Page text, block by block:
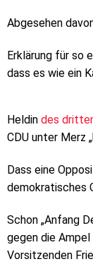
Abgesehen
Erklärung für so
dass es wie ein
Heldin des
CDU unter Merz
Dass eine
demokratisches
Schon „Anfang
gegen die
Vorsitzenden